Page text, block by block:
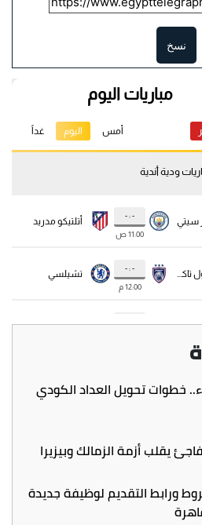
نسخ
خطوات تحويل العداد الكودي
يقلب أزمة الزمالك وبيزيرا
الشروط ورابط التقديم لوظيفة جديدة